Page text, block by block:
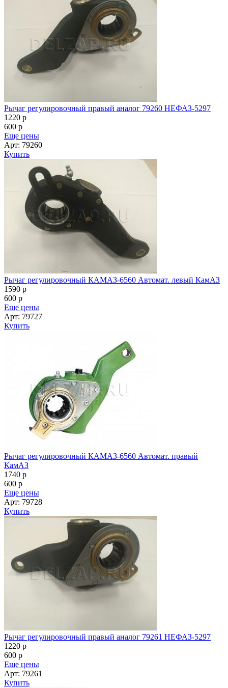
Рычаг регулировочный правый аналог 79260 НЕФАЗ-5297
1220 p
600 p
Еще цены
Арт: 79260
Купить
Рычаг регулировочный КАМАЗ-6560 Автомат. левый КамАЗ
1590 p
600 p
Еще цены
Арт: 79727
Купить
Рычаг регулировочный КАМАЗ-6560 Автомат. правый
КамАЗ
1740 p
600 p
Еще цены
Арт: 79728
Купить
Рычаг регулировочный правый аналог 79261 НЕФАЗ-5297
1220 p
600 p
Еще цены
Арт: 79261
Купить